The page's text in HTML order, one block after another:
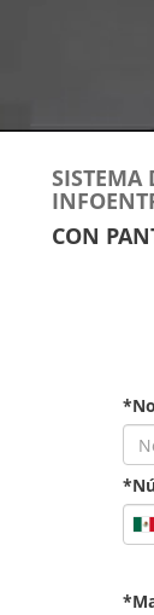
SISTEMA
CON